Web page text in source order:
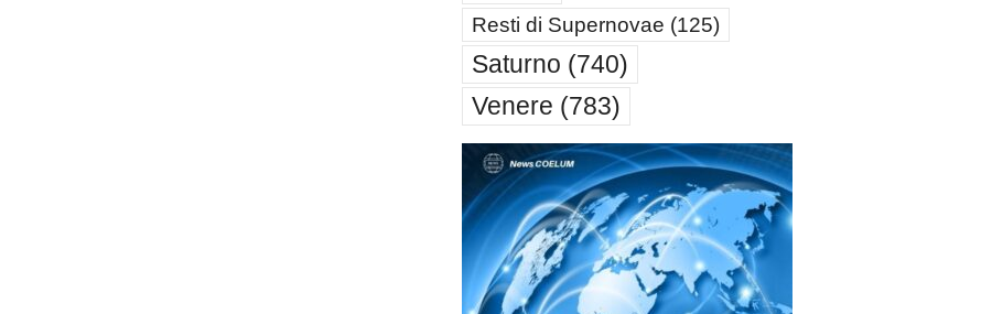
Resti di Supernovae (125)
Saturno (740)
Venere (783)